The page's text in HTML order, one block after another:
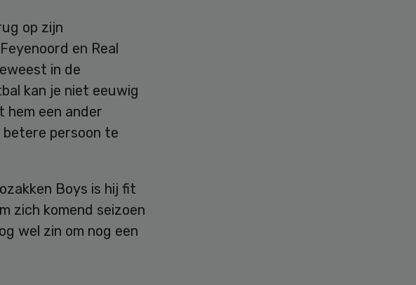
op zijn
en Real
in de
kan je niet eeuwig
hem een ander
persoon te
Boys is hij fit
zich komend seizoen
wel zin om nog een